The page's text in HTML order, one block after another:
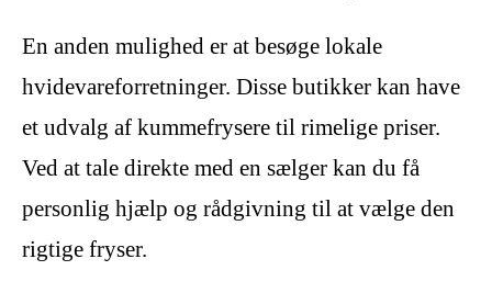
En anden mulighed er at besøge lokale
hvidevareforretninger. Disse butikker kan have
et udvalg af kummefrysere til rimelige priser.
Ved at tale direkte med en sælger kan du få
personlig hjælp og rådgivning til at vælge den
rigtige fryser.